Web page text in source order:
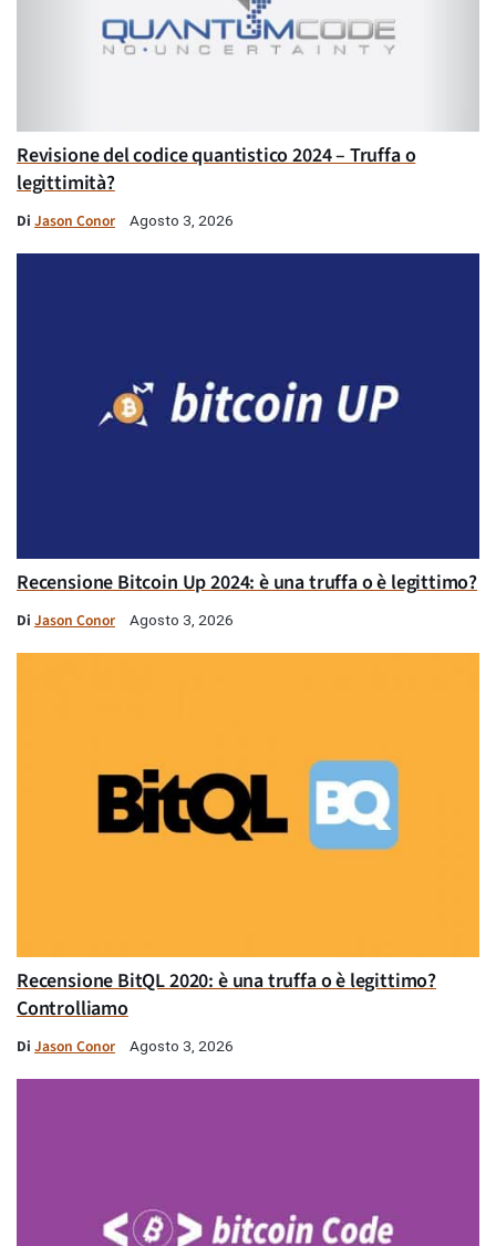
Revisione del codice quantistico 2024 – Truffa o
legittimità?
Di Jason Conor Agosto 3, 2026
Recensione Bitcoin Up 2024: è una truffa o è legittimo?
Di Jason Conor Agosto 3, 2026
Recensione BitQL 2020: è una truffa o è legittimo?
Controlliamo
Di Jason Conor Agosto 3, 2026